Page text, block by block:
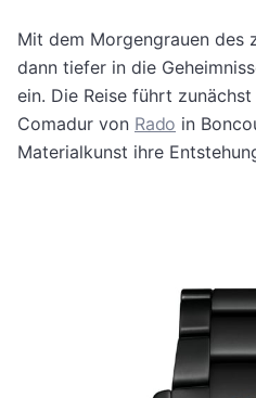
Mit dem Morgengrauen des
dann tiefer in die
ein. Die Reise führt
Comadur von Rado in
Materialkunst ihre